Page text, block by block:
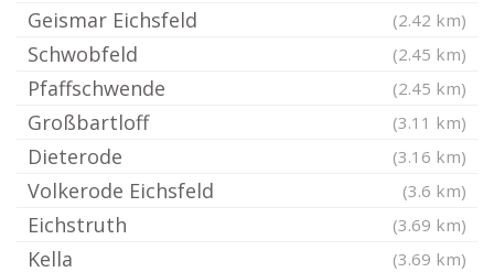
Geismar Eichsfeld (2.42 km)
Schwobfeld (2.45 km)
Pfaffschwende (2.45 km)
Großbartloff (3.11 km)
Dieterode (3.16 km)
Volkerode Eichsfeld (3.6 km)
Eichstruth (3.69 km)
Kella (3.69 km)